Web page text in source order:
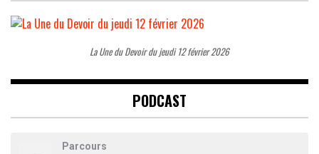
La Une du Devoir du jeudi 12 février 2026
PODCAST
Parcours